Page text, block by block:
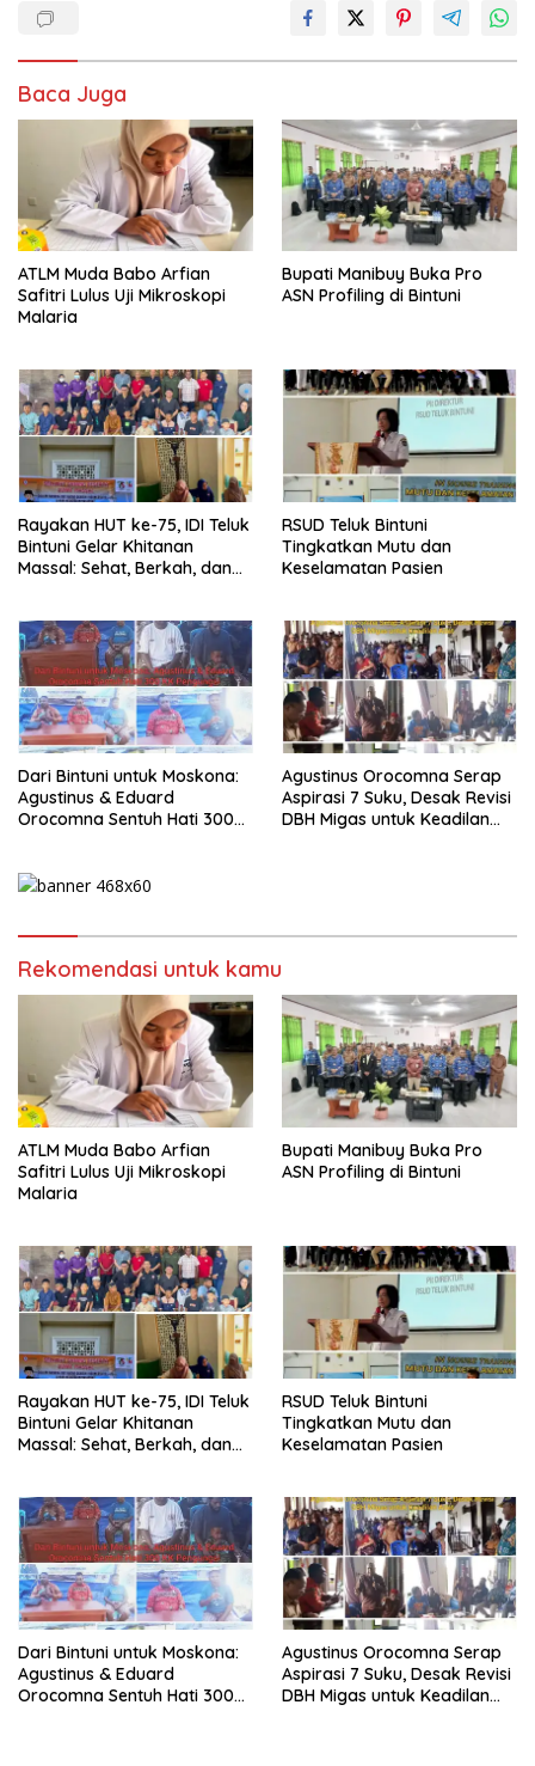
Baca Juga
ATLM Muda Babo Arfian
Safitri Lulus Uji Mikroskopi
Malaria
Bupati Manibuy Buka Pro
ASN Profiling di Bintuni
Rayakan HUT ke-75, IDI Teluk
Bintuni Gelar Khitanan
Massal: Sehat, Berkah, dan
RSUD Teluk Bintuni
Tingkatkan Mutu dan
Keselamatan Pasien
Dari Bintuni untuk Moskona:
Agustinus & Eduard
Orocomna Sentuh Hati 300
Agustinus Orocomna Serap
Aspirasi 7 Suku, Desak Revisi
DBH Migas untuk Keadilan
Rekomendasi untuk kamu
ATLM Muda Babo Arfian
Safitri Lulus Uji Mikroskopi
Malaria
Bupati Manibuy Buka Pro
ASN Profiling di Bintuni
Rayakan HUT ke-75, IDI Teluk
Bintuni Gelar Khitanan
Massal: Sehat, Berkah, dan
RSUD Teluk Bintuni
Tingkatkan Mutu dan
Keselamatan Pasien
Dari Bintuni untuk Moskona:
Agustinus & Eduard
Orocomna Sentuh Hati 300
Agustinus Orocomna Serap
Aspirasi 7 Suku, Desak Revisi
DBH Migas untuk Keadilan